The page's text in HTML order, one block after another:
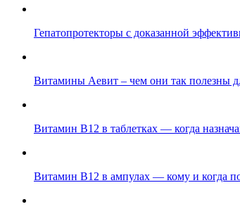
Гепатопротекторы с доказанной
Витамины Аевит – чем они так полезны
Витамин B12 в таблетках — когда
Витамин B12 в ампулах — кому и когда